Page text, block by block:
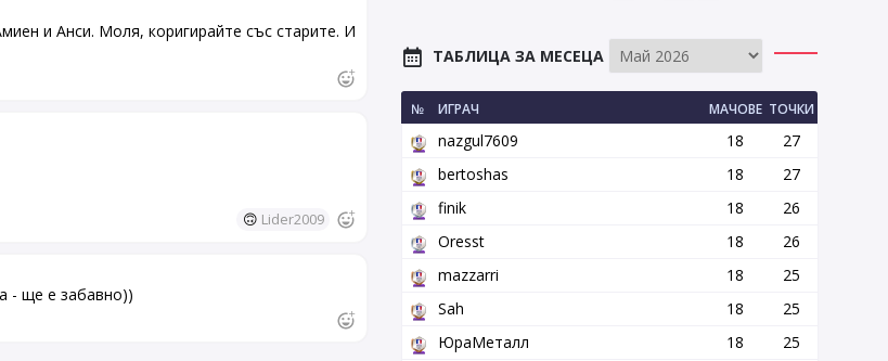
и Анси. Моля, коригирайте със старите. И
🙃 Lider2009
- ще е забавно))
ТАБЛИЦА ЗА МЕСЕЦА
№ ИГРАЧ МАЧОВЕ ТОЧКИ
nazgul7609 18
27
bertoshas
18
27
finik
18
26
Oresst
18
26
mazzarri
18
25
Sah
18
25
ЮраМеталл
18
25